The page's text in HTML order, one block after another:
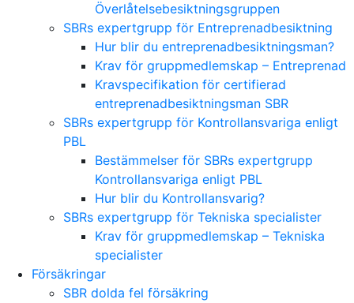
Överlåtelsebesiktningsgruppen
SBRs expertgrupp för Entreprenadbesiktning
Hur blir du entreprenadbesiktningsman?
Krav för gruppmedlemskap – Entreprenad
Kravspecifikation för certifierad
entreprenadbesiktningsman SBR
SBRs expertgrupp för Kontrollansvariga enligt
PBL
Bestämmelser för SBRs expertgrupp
Kontrollansvariga enligt PBL
Hur blir du Kontrollansvarig?
SBRs expertgrupp för Tekniska specialister
Krav för gruppmedlemskap – Tekniska
specialister
Försäkringar
SBR dolda fel försäkring